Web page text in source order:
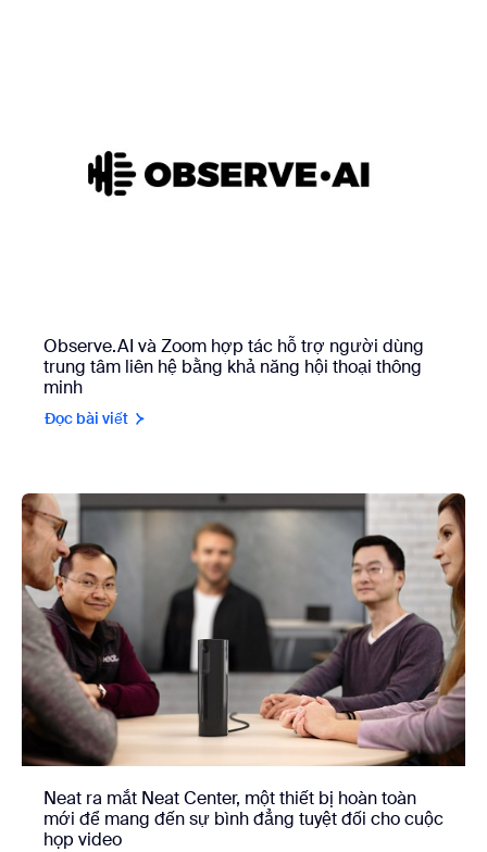
Observe.AI và Zoom hợp tác hỗ trợ người dùng
trung tâm liên hệ bằng khả năng hội thoại thông
minh
Đọc bài viết
Neat ra mắt Neat Center, một thiết bị hoàn toàn
mới để mang đến sự bình đẳng tuyệt đối cho cuộc
họp video